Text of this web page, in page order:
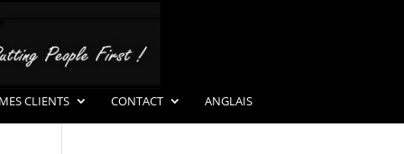
MES CLIENTS CONTACT ANGLAIS